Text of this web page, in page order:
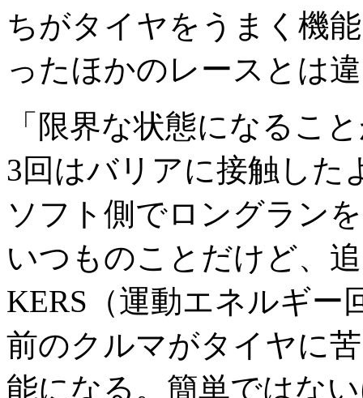
ちがタイヤをうまく機
ったほかのレースとは
「限界な状態になるこ
3回はバリアに接触した
ソフト側でロングラン
いつものことだけど、
KERS（運動エネルギー
前のクルマがタイヤに
能になる。簡単ではな